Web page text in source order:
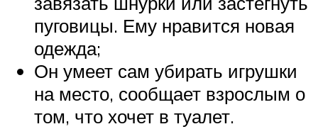
пуговицы. Ему нравится новая
одежда;
Он умеет сам убирать игрушки
на место, сообщает взрослым о
том, что хочет в туалет.